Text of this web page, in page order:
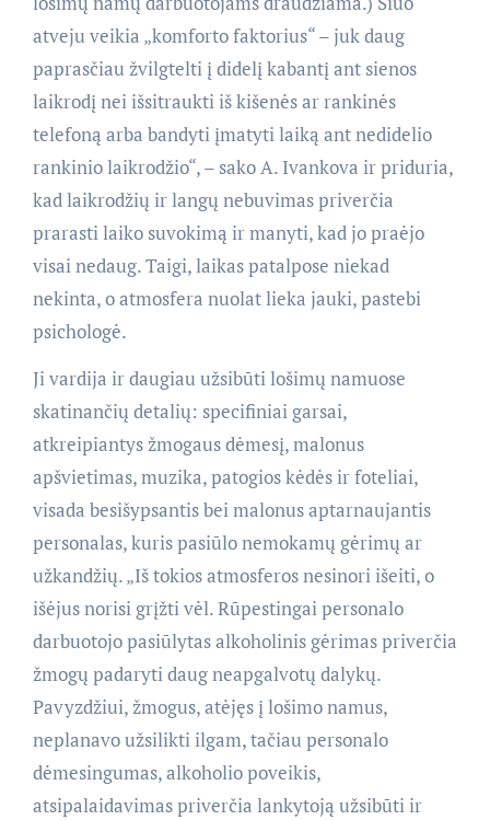
atveju veikia „komforto faktorius“ – juk daug
paprasčiau žvilgtelti į didelį kabantį ant sienos
laikrodį nei išsitraukti iš kišenės ar rankinės
telefoną arba bandyti įmatyti laiką ant nedidelio
rankinio laikrodžio“, – sako A. Ivankova ir priduria,
kad laikrodžių ir langų nebuvimas priverčia
prarasti laiko suvokimą ir manyti, kad jo praėjo
visai nedaug. Taigi, laikas patalpose niekad
nekinta, o atmosfera nuolat lieka jauki, pastebi
psichologė.
Ji vardija ir daugiau užsibūti lošimų namuose
skatinančių detalių: specifiniai garsai,
atkreipiantys žmogaus dėmesį, malonus
apšvietimas, muzika, patogios kėdės ir foteliai,
visada besišypsantis bei malonus aptarnaujantis
personalas, kuris pasiūlo nemokamų gėrimų ar
užkandžių. „Iš tokios atmosferos nesinori išeiti, o
išėjus norisi grįžti vėl. Rūpestingai personalo
darbuotojo pasiūlytas alkoholinis gėrimas priverčia
žmogų padaryti daug neapgalvotų dalykų.
Pavyzdžiui, žmogus, atėjęs į lošimo namus,
neplanavo užsilikti ilgam, tačiau personalo
dėmesingumas, alkoholio poveikis,
atsipalaidavimas priverčia lankytoją užsibūti ir